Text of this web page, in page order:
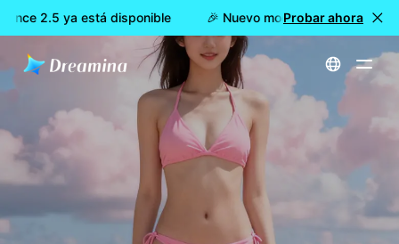
2.5 ya está disponible 🎉 Nuevo modelo DISPONIBLE:
Probar ahora
Inicio Crear